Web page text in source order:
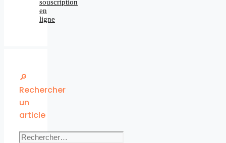
souscription
en
ligne
🔎
Rechercher
un
article
Rechercher :